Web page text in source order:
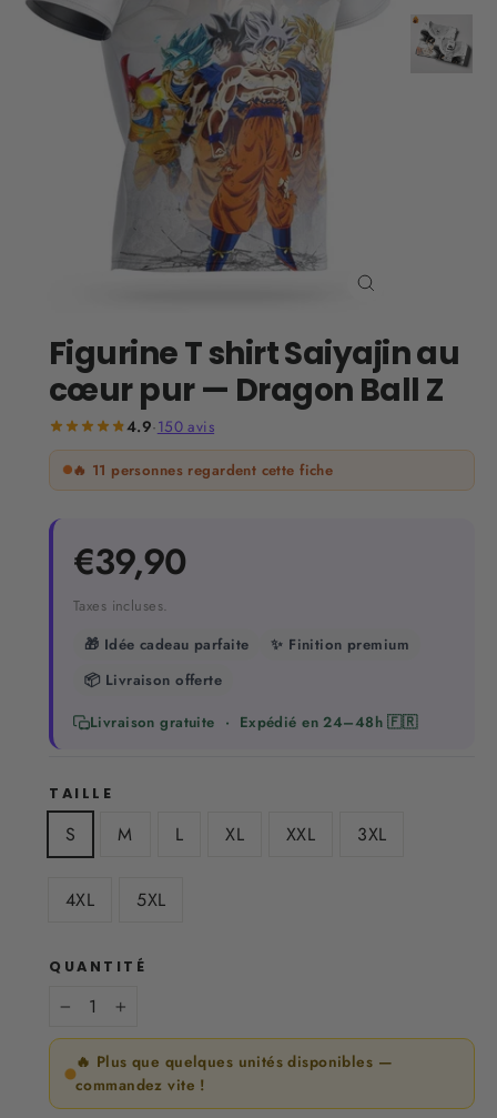
Figurine T shirt Saiyajin au
cœur pur — Dragon Ball Z
4.9·150 avis
🔥 11 personnes regardent cette fiche
Prix
régulier
€39,90
Taxes incluses.
🎁 Idée cadeau parfaite
✨ Finition premium
📦 Livraison offerte
Livraison gratuite · Expédié en 24–48h 🇫🇷
TAILLE
S M L XL XXL 3XL
4XL 5XL
QUANTITÉ
🔥 Plus que quelques unités disponibles —
commandez vite !